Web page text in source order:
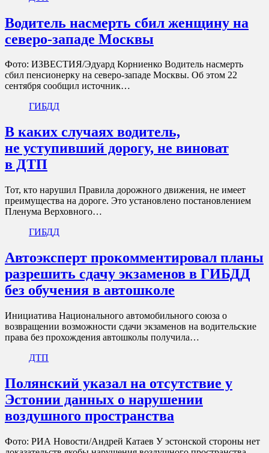
Водитель насмерть сбил женщину на
северо-западе Москвы
Фото: ИЗВЕСТИЯ/Эдуард Корниенко Водитель насмерть
сбил пенсионерку на северо-западе Москвы. Об этом 22
сентября сообщил источник…
ГИБДД
В каких случаях водитель,
не уступивший дорогу, не виноват
в ДТП
Тот, кто нарушил Правила дорожного движения, не имеет
преимущества на дороге. Это установлено постановлением
Пленума Верховного…
ГИБДД
Автоэксперт прокомментировал планы
разрешить сдачу экзаменов в ГИБДД
без обучения в автошколе
Инициатива Национального автомобильного союза о
возвращении возможности сдачи экзаменов на водительские
права без прохождения автошколы получила…
ДТП
Полянский указал на отсутствие у
Эстонии данных о нарушении
воздушного пространства
Фото: РИА Новости/Андрей Катаев У эстонской стороны нет